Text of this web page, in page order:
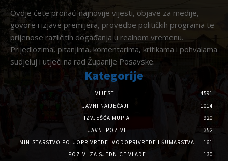
Ovdje ćete pronaći najnovije vijesti, objave za medije,
govore i izjave premijera, provedbe političkih programa te
prijenose različitih događanja u realnom vremenu.
Prijedlozima, pitanjima, komentarima, kritikama i pohvalama
sudjeluj i utječi na rad Županije Posavske.
Kategorije
VIJESTI
4591
JAVNI NATJEČAJI
1014
IZVJEŠĆA MUP-A
920
JAVNI POZIVI
352
MINISTARSTVO POLJOPRIVREDE, VODOPRIVREDE I ŠUMARSTVA
161
POZIVI ZA SJEDNICE VLADE
130